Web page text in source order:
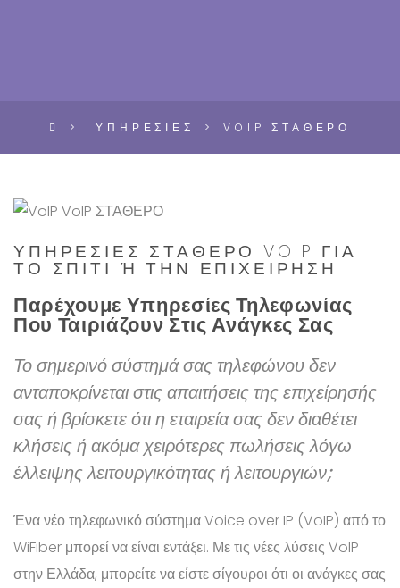
ΥΠΗΡΕΣΙΕΣ VOIP ΣΤΑΘΕΡΟ
ΥΠΗΡΕΣΊΕΣ ΣΤΑΘΕΡΌ VOIP ΓΙΑ
ΤΟ ΣΠΊΤΙ Ή ΤΗΝ ΕΠΙΧΕΊΡΗΣΗ
Παρέχουμε Υπηρεσίες Τηλεφωνίας
Που Ταιριάζουν Στις Ανάγκες Σας
Το σημερινό σύστημά σας τηλεφώνου δεν
ανταποκρίνεται στις απαιτήσεις της επιχείρησής
σας ή βρίσκετε ότι η εταιρεία σας δεν διαθέτει
κλήσεις ή ακόμα χειρότερες πωλήσεις λόγω
έλλειψης λειτουργικότητας ή λειτουργιών;
Ένα νέο τηλεφωνικό σύστημα Voice over IP (VoIP) από το
WiFiber μπορεί να είναι εντάξει. Με τις νέες λύσεις VoIP
στην Ελλάδα, μπορείτε να είστε σίγουροι ότι οι ανάγκες σας